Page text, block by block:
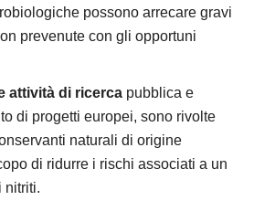
possono arrecare gravi
prevenute con gli opportuni
attività di ricerca pubblica e
di progetti europei, sono rivolte
naturali di origine
di ridurre i rischi associati a un
nitriti.